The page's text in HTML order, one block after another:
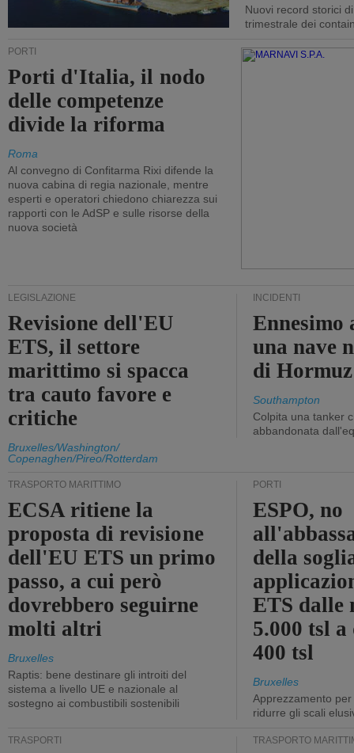
Nuovi record storici
trimestrale dei
PORTI
Porti d'Italia, il nodo
delle competenze
divide la riforma
Roma
Al convegno di Confitarma Rixi difende la
nuova cabina di regia nazionale, mentre
esperti e operatori chiedono chiarezza sui
rapporti con le AdSP e sulle risorse della
nuova società
LEGISLAZIONE
Revisione dell'EU
ETS, il settore
marittimo si spacca
tra cauto favore e
critiche
Bruxelles/Washington/
Copenaghen/Pireo/Rotterdam
INCIDENTI
Ennesimo
una nave
di Hormuz
Southampton
Colpita una tanker
abbandonata
TRASPORTO MARITTIMO
ECSA ritiene la
proposta di revisione
dell'EU ETS un primo
passo, a cui però
dovrebbero seguirne
molti altri
Bruxelles
Raptis: bene destinare gli introiti del
sistema a livello UE e nazionale al
sostegno ai combustibili sostenibili
PORTI
ESPO, no
della
ETS dalle
5.000 tsl
400 tsl
Bruxelles
Apprezzamento
ridurre gli scali
TRASPORTI TRASPORTO